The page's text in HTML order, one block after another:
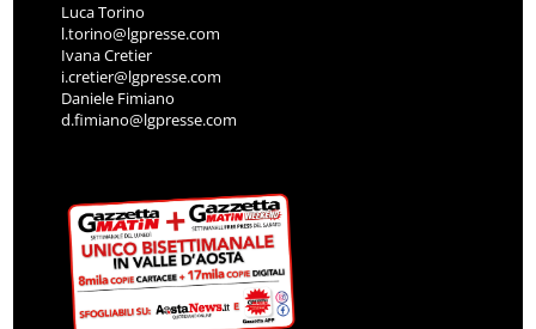
Luca Torino
l.torino@lgpresse.com
Ivana Cretier
i.cretier@lgpresse.com
Daniele Fimiano
d.fimiano@lgpresse.com